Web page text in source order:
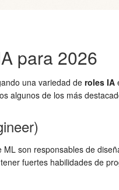
para 2026
una variedad de roles IA
algunos de los más
son responsables de
fuertes habilidades de